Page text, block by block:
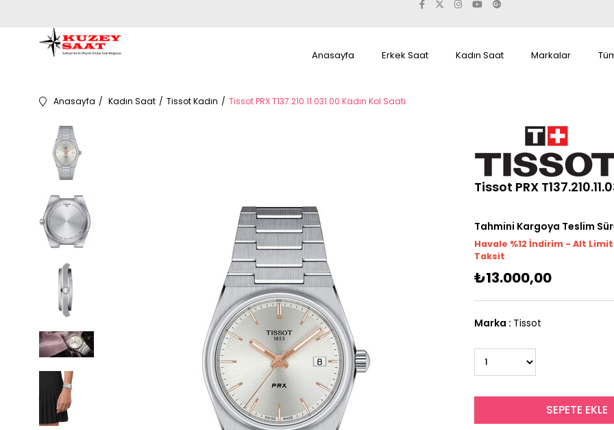
Anasayfa Erkek Saat Kadın Saat Markalar
Anasayfa Kadın Saat Tissot Kadın Tissot PRX T137.210.11.031.00 Kadın Kol Saati
Tissot PRX
Tahmini Kargoya Teslim
Havale %12 İndirim - Alt Limit
Taksit
₺13.000,00
Marka : Tissot